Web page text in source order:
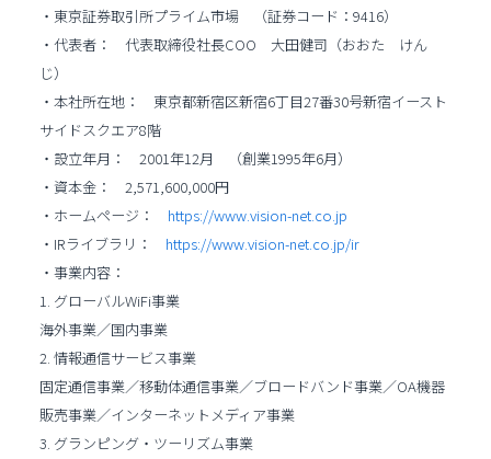
・東京証券取引所プライム市場 （証券コード：9416）
・代表者： 代表取締役社長COO 大田健司（おおた けん
じ）
・本社所在地： 東京都新宿区新宿6丁目27番30号新宿イースト
サイドスクエア8階
・設立年月： 2001年12月 （創業1995年6月）
・資本金： 2,571,600,000円
・ホームページ： https://www.vision-net.co.jp
・IRライブラリ： https://www.vision-net.co.jp/ir
・事業内容：
1. グローバルWiFi事業
海外事業／国内事業
2. 情報通信サービス事業
固定通信事業／移動体通信事業／ブロードバンド事業／OA機器
販売事業／インターネットメディア事業
3. グランピング・ツーリズム事業